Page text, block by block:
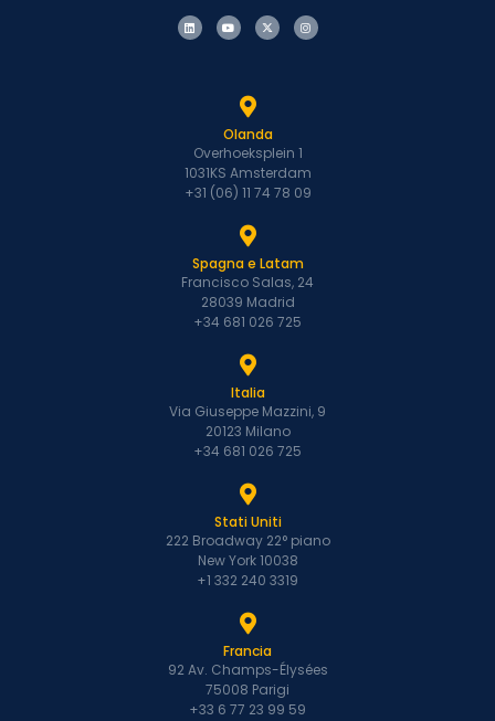
Olanda
Overhoeksplein 1
1031KS Amsterdam
+31 (06) 11 74 78 09
Spagna e Latam
Francisco Salas, 24
28039 Madrid
+34 681 026 725
Italia
Via Giuseppe Mazzini, 9
20123 Milano
+34 681 026 725
Stati Uniti
222 Broadway 22° piano
New York 10038
+1 332 240 3319
Francia
92 Av. Champs-Élysées
75008 Parigi
+33 6 77 23 99 59